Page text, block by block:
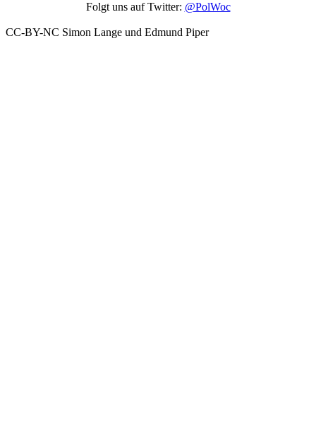
Folgt uns auf Twitter: @PolWoc
CC-BY-NC Simon Lange und Edmund Piper